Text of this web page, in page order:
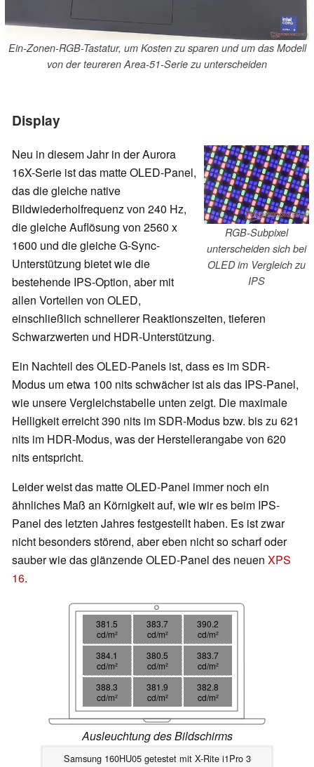
Ein-Zonen-RGB-Tastatur, um Kosten zu sparen und um das Modell
von der teureren Area-51-Serie zu unterscheiden
Display
RGB-Subpixel
unterscheiden sich bei
OLED im Vergleich zu
IPS
Neu in diesem Jahr in der Aurora
16X-Serie ist das matte OLED-Panel,
das die gleiche native
Bildwiederholfrequenz von 240 Hz,
die gleiche Auflösung von 2560 x
1600 und die gleiche G-Sync-
Unterstützung bietet wie die
bestehende IPS-Option, aber mit
allen Vorteilen von OLED,
einschließlich schnellerer Reaktionszeiten, tieferen
Schwarzwerten und HDR-Unterstützung.
Ein Nachteil des OLED-Panels ist, dass es im SDR-
Modus um etwa 100 nits schwächer ist als das IPS-Panel,
wie unsere Vergleichstabelle unten zeigt. Die maximale
Helligkeit erreicht 390 nits im SDR-Modus bzw. bis zu 621
nits im HDR-Modus, was der Herstellerangabe von 620
nits entspricht.
Leider weist das matte OLED-Panel immer noch ein
ähnliches Maß an Körnigkeit auf, wie wir es beim IPS-
Panel des letzten Jahres festgestellt haben. Es ist zwar
nicht besonders störend, aber eben nicht so scharf oder
sauber wie das glänzende OLED-Panel des neuen XPS
16.
381.5
cd/m²
383.7
cd/m²
390.2
cd/m²
384.1
cd/m²
380.5
cd/m²
383.7
cd/m²
388.3
cd/m²
381.9
cd/m²
382.8
cd/m²
Ausleuchtung des Bildschirms
Samsung 160HU05 getestet mit X-Rite i1Pro 3